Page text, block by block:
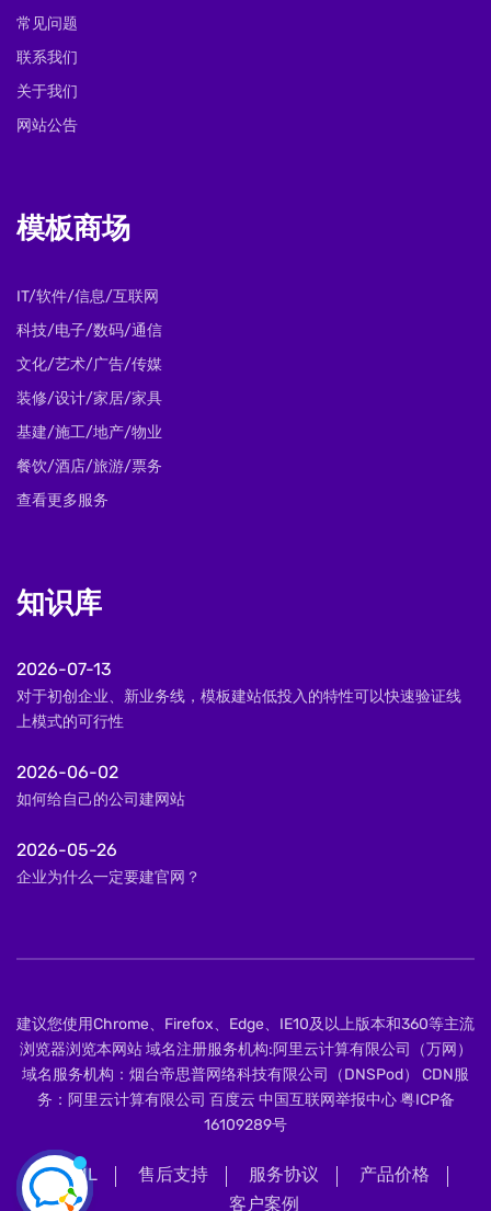
常见问题
联系我们
关于我们
网站公告
模板商场
IT/软件/信息/互联网
科技/电子/数码/通信
文化/艺术/广告/传媒
装修/设计/家居/家具
基建/施工/地产/物业
餐饮/酒店/旅游/票务
查看更多服务
知识库
2026-07-13
对于初创企业、新业务线，模板建站低投入的特性可以快速验证线
上模式的可行性
2026-06-02
如何给自己的公司建网站
2026-05-26
企业为什么一定要建官网？
建议您使用Chrome、Firefox、Edge、IE10及以上版本和360等主流
浏览器浏览本网站 域名注册服务机构:阿里云计算有限公司（万网）
域名服务机构：烟台帝思普网络科技有限公司（DNSPod） CDN服
务：阿里云计算有限公司 百度云 中国互联网举报中心粤ICP备
16109289号
XML 售后支持 服务协议
产品价格
客户案例